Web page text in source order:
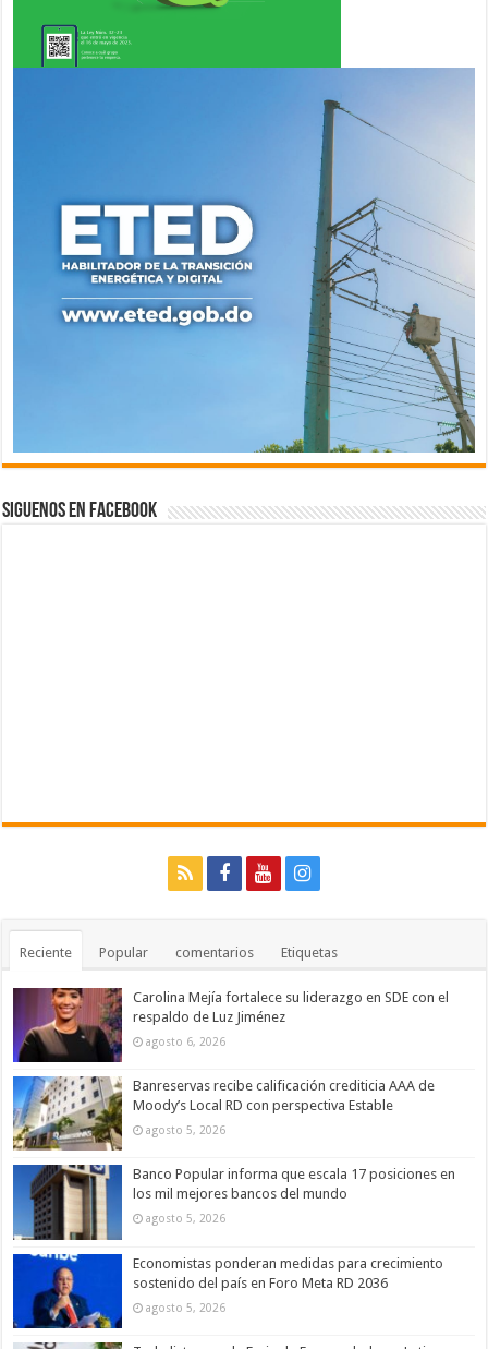
Siguenos en Facebook
Reciente Popular comentarios Etiquetas
Carolina Mejía fortalece su liderazgo en SDE con el
respaldo de Luz Jiménez
agosto 6, 2026
Banreservas recibe calificación crediticia AAA de
Moody’s Local RD con perspectiva Estable
agosto 5, 2026
Banco Popular informa que escala 17 posiciones en
los mil mejores bancos del mundo
agosto 5, 2026
Economistas ponderan medidas para crecimiento
sostenido del país en Foro Meta RD 2036
agosto 5, 2026